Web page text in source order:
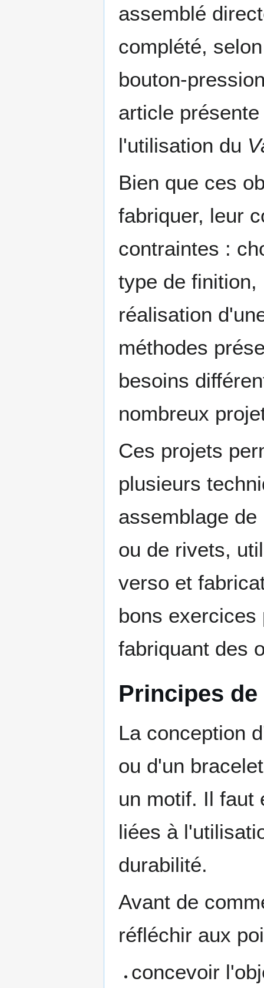
assemblé
complété,
bouton-
article
l'utilisation du
Bien que ces
fabriquer, leur
contraintes :
type de
réalisation
méthodes
besoins
nombreux
Ces projets
plusieurs
assemblage
ou de rivets,
verso et
bons exercices
fabriquant des
Principes
La conception
ou d'un
un motif. Il faut
liées à
durabilité.
Avant de
réfléchir aux
concevoir